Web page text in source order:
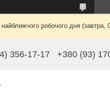
робочого дня (завтра,
356-17-17 +380 (93)